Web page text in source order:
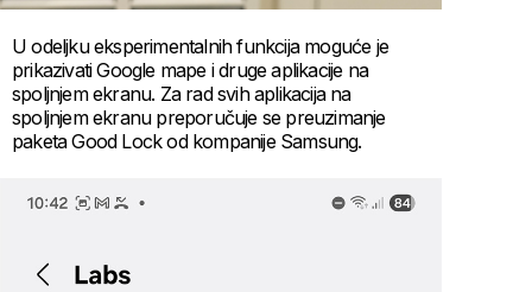
U odeljku eksperimentalnih funkcija moguće je
prikazivati Google mape i druge aplikacije na
spoljnjem ekranu. Za rad svih aplikacija na
spoljnjem ekranu preporučuje se preuzimanje
paketa Good Lock od kompanije Samsung.